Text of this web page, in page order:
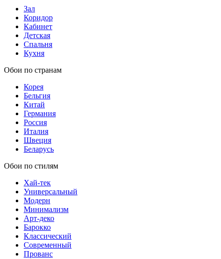
Зал
Коридор
Кабинет
Детская
Спальня
Кухня
Обои по странам
Корея
Бельгия
Китай
Германия
Россия
Италия
Швеция
Беларусь
Обои по стилям
Хай-тек
Универсальный
Модерн
Минимализм
Арт-деко
Барокко
Классический
Современный
Прованс